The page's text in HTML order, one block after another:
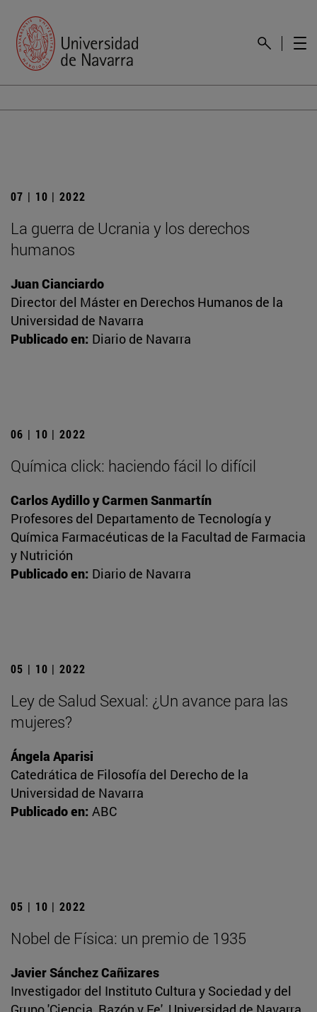
07 | 10 | 2022
La guerra de Ucrania y los derechos
humanos
Juan Cianciardo
Director del Máster en Derechos Humanos de la
Universidad de Navarra
Publicado en: Diario de Navarra
06 | 10 | 2022
Química click: haciendo fácil lo difícil
Carlos Aydillo y Carmen Sanmartín
Profesores del Departamento de Tecnología y
Química Farmacéuticas de la Facultad de Farmacia
y Nutrición
Publicado en: Diario de Navarra
05 | 10 | 2022
Ley de Salud Sexual: ¿Un avance para las
mujeres?
Ángela Aparisi
Catedrática de Filosofía del Derecho de la
Universidad de Navarra
Publicado en: ABC
05 | 10 | 2022
Nobel de Física: un premio de 1935
Javier Sánchez Cañizares
Investigador del Instituto Cultura y Sociedad y del